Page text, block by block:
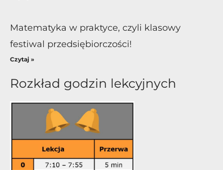
Matematyka w praktyce, czyli klasowy
festiwal przedsiębiorczości!
Czytaj »
Rozkład godzin lekcyjnych